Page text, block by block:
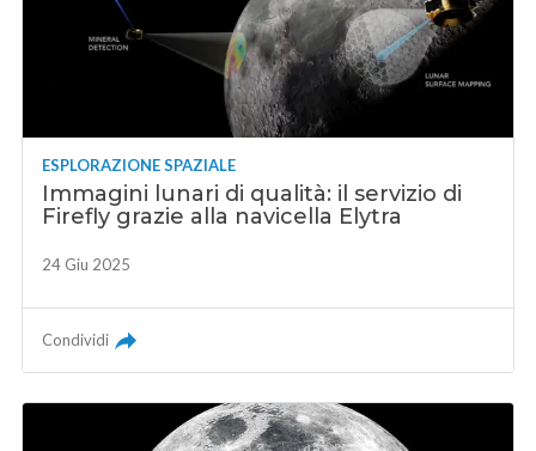
ESPLORAZIONE SPAZIALE
Immagini lunari di qualità: il servizio di
Firefly grazie alla navicella Elytra
24 Giu 2025
Condividi